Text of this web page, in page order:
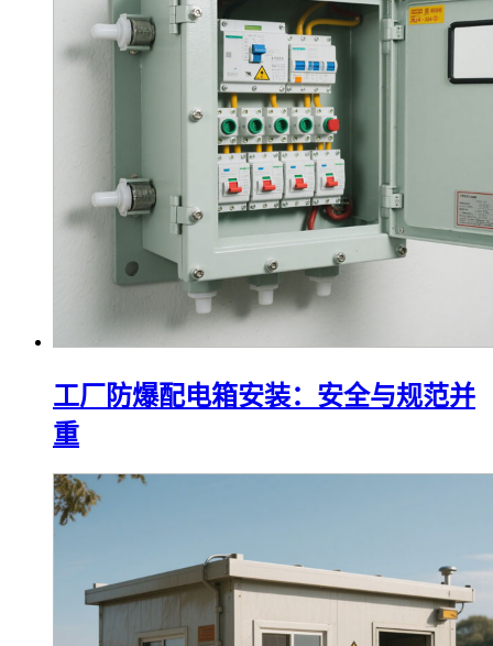
工厂防爆配电箱安装：安全与规范并
重